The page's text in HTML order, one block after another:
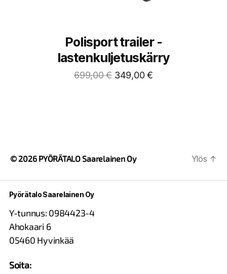
Polisport trailer -
lastenkuljetuskärry
699,00€ 349,00€
© 2026 PYÖRÄTALO Saarelainen Oy Ylös ↑
Pyörätalo Saarelainen Oy
Y-tunnus: 0984423-4
Ahokaari 6
05460 Hyvinkää
Soita: